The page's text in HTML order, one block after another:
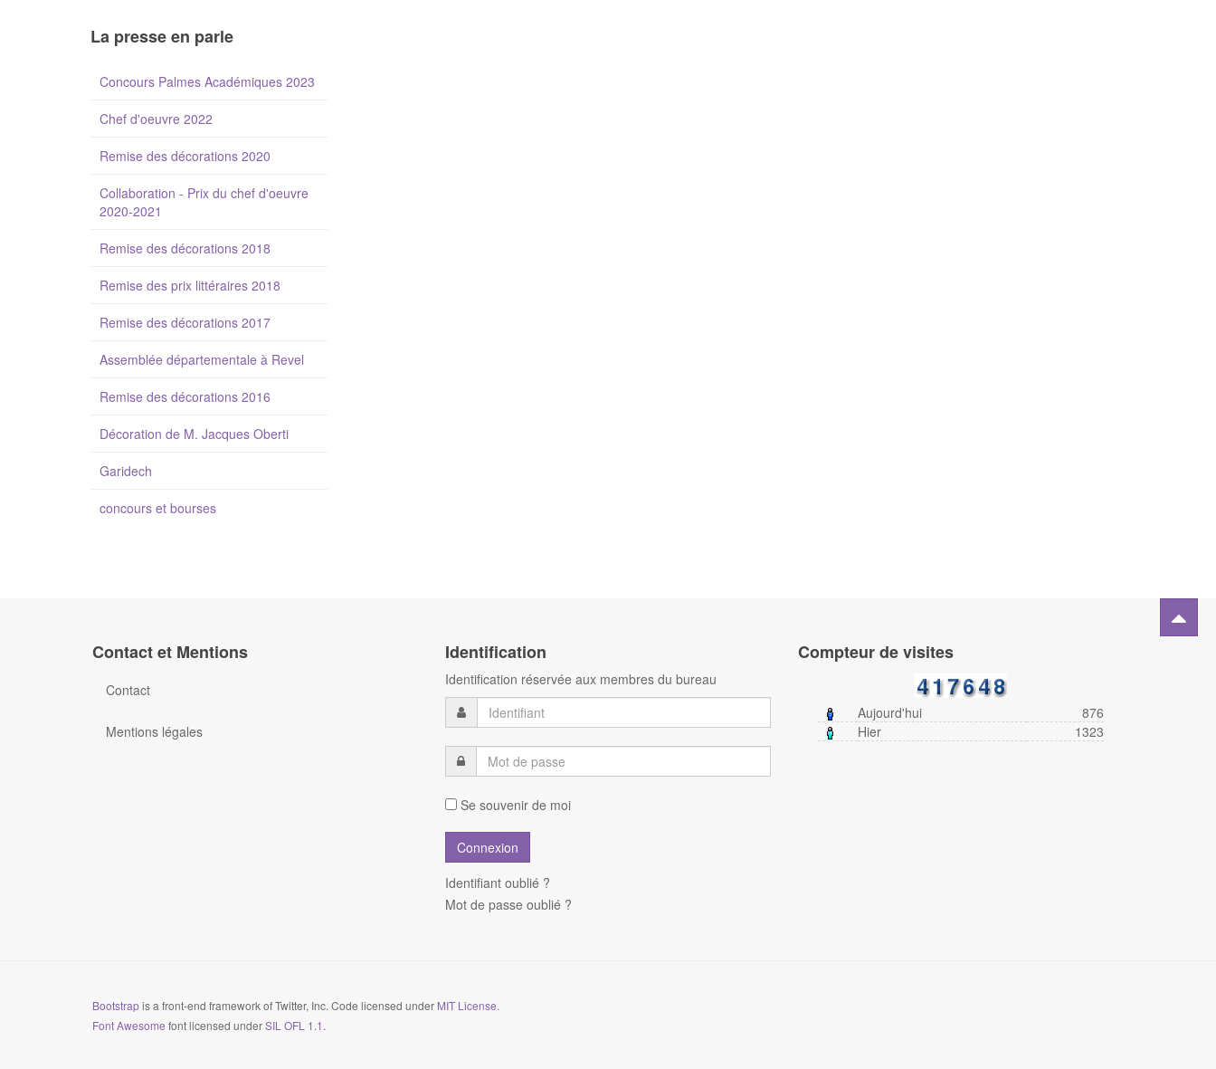
La presse en parle
Concours Palmes Académiques 2023
Chef d'oeuvre 2022
Remise des décorations 2020
Collaboration - Prix du chef d'oeuvre
2020-2021
Remise des décorations 2018
Remise des prix littéraires 2018
Remise des décorations 2017
Assemblée départementale à Revel
Remise des décorations 2016
Décoration de M. Jacques Oberti
Garidech
concours et bourses
Contact et Mentions
Contact
Mentions légales
Identification
Identification réservée aux membres du bureau
Se souvenir de moi
Identifiant oublié ?
Mot de passe oublié ?
Compteur de visites
Aujourd'hui
876
Hier
1323
Bootstrapis a front-end framework of Twitter, Inc. Code licensed under MIT License.
Font Awesome font licensed underSIL OFL 1.1 .